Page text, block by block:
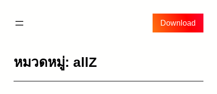
Download
หมวดหมู่: allZ